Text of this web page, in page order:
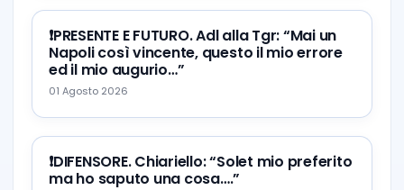
❗️PRESENTE E FUTURO. Adl alla Tgr: “Mai un
Napoli così vincente, questo il mio errore
ed il mio augurio…”
01 Agosto 2026
❗️DIFENSORE. Chiariello: “Solet mio preferito
ma ho saputo una cosa….”